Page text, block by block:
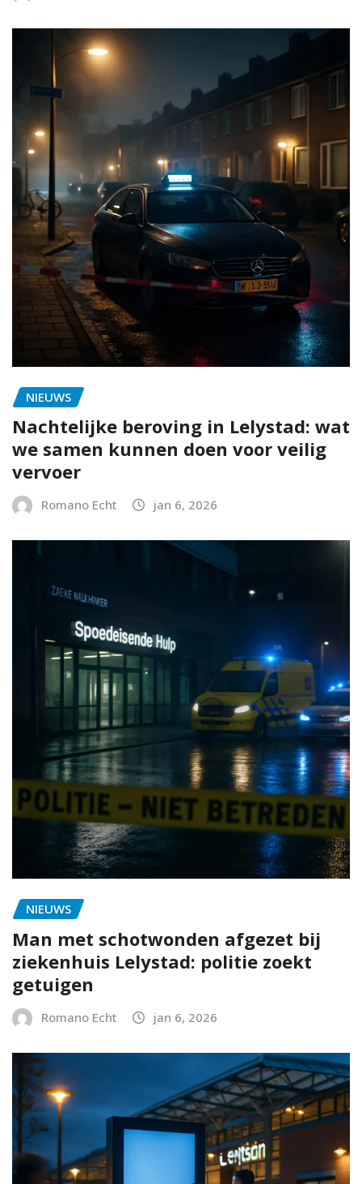
NIEUWS
Nachtelijke beroving in Lelystad: wat
we samen kunnen doen voor veilig
vervoer
Romano Echt jan 6, 2026
NIEUWS
Man met schotwonden afgezet bij
ziekenhuis Lelystad: politie zoekt
getuigen
Romano Echt jan 6, 2026